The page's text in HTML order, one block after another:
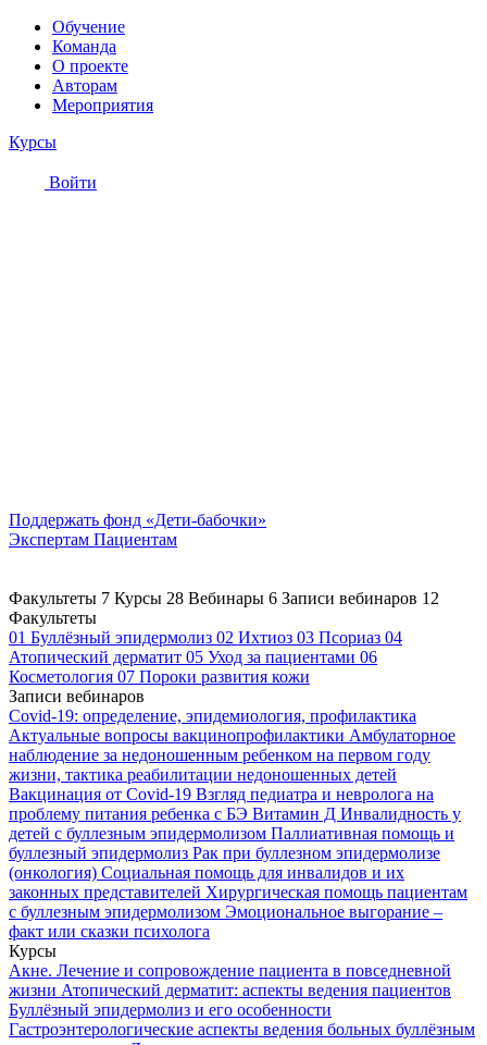
Обучение
Команда
О проекте
Авторам
Мероприятия
Курсы
Войти
Поддержать фонд «Дети-бабочки»
Экспертам Пациентам
Факультеты 7 Курсы 28 Вебинары 6 Записи вебинаров 12
Факультеты
01 Буллёзный эпидермолиз 02 Ихтиоз 03 Псориаз 04
Атопический дерматит 05 Уход за пациентами 06
Косметология 07 Пороки развития кожи
Записи вебинаров
Covid-19: определение, эпидемиология, профилактика
Актуальные вопросы вакцинопрофилактики Амбулаторное
наблюдение за недоношенным ребенком на первом году
жизни, тактика реабилитации недоношенных детей
Вакцинация от Covid-19 Взгляд педиатра и невролога на
проблему питания ребенка с БЭ Витамин Д Инвалидность у
детей с буллезным эпидермолизом Паллиативная помощь и
буллезный эпидермолиз Рак при буллезном эпидермолизе
(онкология) Социальная помощь для инвалидов и их
законных представителей Хирургическая помощь пациентам
с буллезным эпидермолизом Эмоциональное выгорание –
факт или сказки психолога
Курсы
Акне. Лечение и сопровождение пациента в повседневной
жизни Атопический дерматит: аспекты ведения пациентов
Буллёзный эпидермолиз и его особенности
Гастроэнтерологические аспекты ведения больных буллёзным